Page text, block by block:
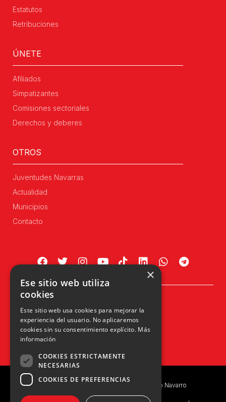
Estatutos
Retribuciones
ÚNETE
Afiliados
Simpatizantes
Comisiones sectoriales
Derechos y deberes
OTROS
Juventudes Navarras
Actualidad
Municipios
Contacto
31002 Pamplona, Navarra
info@upn.org · 948 223 402
Copyright © 2026 UPN | Unión del Pueblo Navarro
×
Ese sitio web utiliza
cookies
Este sitio web usa cookies para mejorar la
experiencia del usuario. No aplicaremos
cookies sin su consentimiento explícito. Más
información
COOKIES ESTRICTAMENTE
NECESARIAS
COOKIES DE PREFERENCIAS